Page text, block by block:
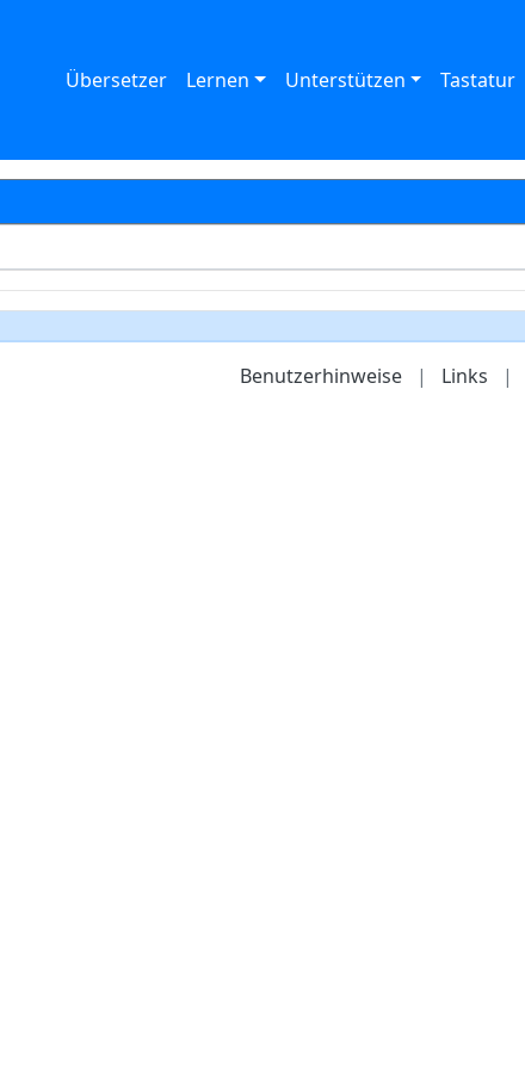
Übersetzer Lernen Unterstützen Tastatur
Benutzerhinweise | Links |